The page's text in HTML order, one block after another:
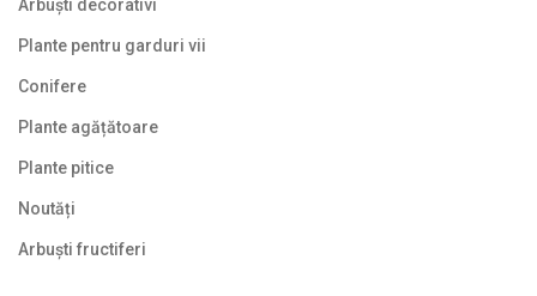
Uncategorized
Arbuști decorativi
Plante pentru garduri vii
Conifere
Plante agățătoare
Plante pitice
Noutăți
Arbuști fructiferi